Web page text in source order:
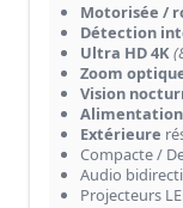
Motorisée /
Détection
Ultra HD 4K
Zoom
Vision
Alimentation
Extérieure
Compacte /
Audio
Projecteurs